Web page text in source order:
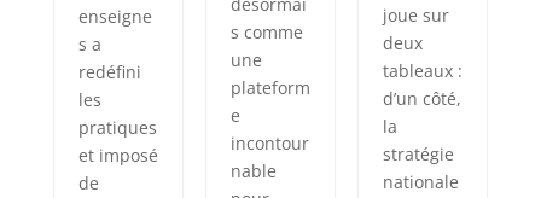
enseigne
s a
redéfini
les
pratiques
et imposé
de
s comme
une
plateform
e
incontour
nable
joue sur
deux
tableaux :
d’un côté,
la
stratégie
nationale